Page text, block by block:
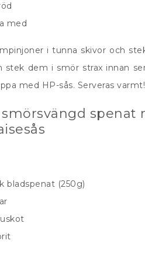
med
i tunna skivor och
stek dem i smör strax innan
med HP-sås. Serveras varmt!
spenat
bladspenat (250g)